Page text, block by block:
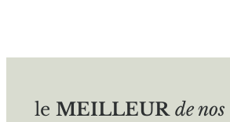
le MEILLEUR de nos